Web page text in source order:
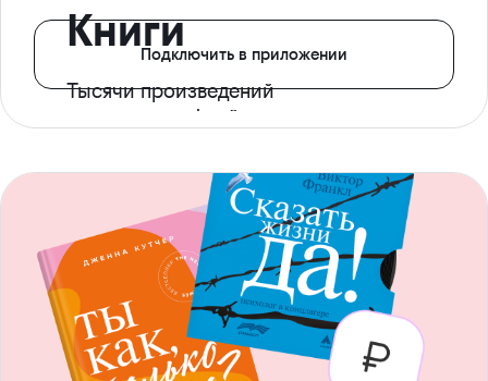
Книги
Тысячи произведений
с доступом офлайн
Подключить в приложении